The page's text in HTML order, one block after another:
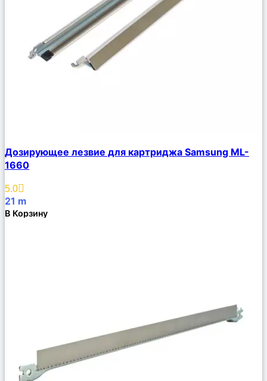
Описание
Избранное
Дозирующее лезвие для картриджа Samsung ML-
1660
5.0
21 m
В Корзину